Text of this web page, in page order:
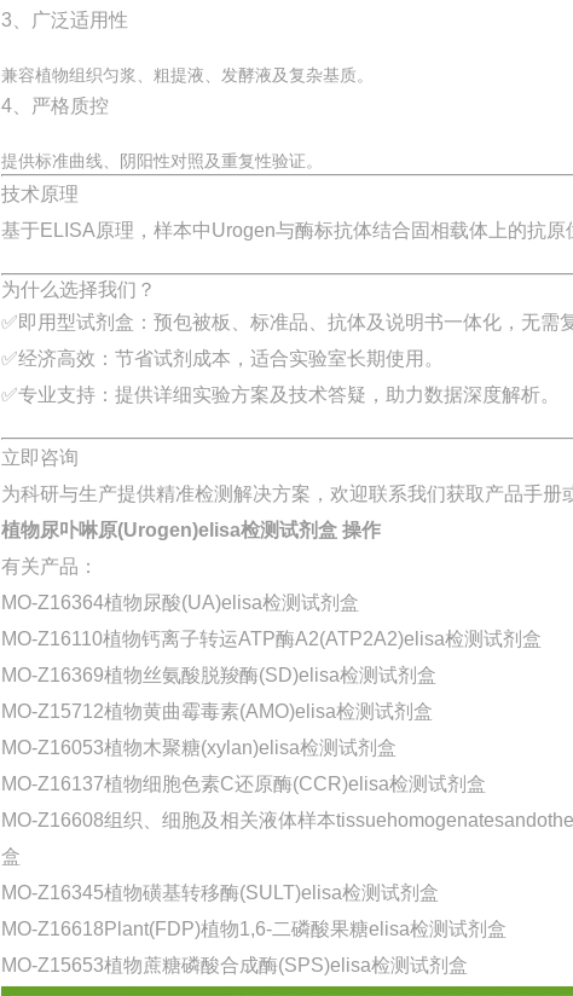
3、广泛适用性
兼容植物组织匀浆、粗提液、发酵液及复杂基质。
4、严格质控
提供标准曲线、阴阳性对照及重复性验证。
技术原理
基于ELISA原理，样本中Urogen与酶标抗体结合固相载体上的抗
为什么选择我们？
✅即用型试剂盒：预包被板、标准品、抗体及说明书一体化，无需
✅经济高效：节省试剂成本，适合实验室长期使用。
✅专业支持：提供详细实验方案及技术答疑，助力数据深度解析。
立即咨询
为科研与生产提供精准检测解决方案，欢迎联系我们获取产品手册
植物尿卟啉原(Urogen)elisa检测试剂盒 操作
有关产品：
MO-Z16364植物尿酸(UA)elisa检测试剂盒
MO-Z16110植物钙离子转运ATP酶A2(ATP2A2)elisa检测试剂盒
MO-Z16369植物丝氨酸脱羧酶(SD)elisa检测试剂盒
MO-Z15712植物黄曲霉毒素(AMO)elisa检测试剂盒
MO-Z16053植物木聚糖(xylan)elisa检测试剂盒
MO-Z16137植物细胞色素C还原酶(CCR)elisa检测试剂盒
MO-Z16608组织、细胞及相关液体样本
盒
MO-Z16345植物磺基转移酶(SULT)elisa检测试剂盒
MO-Z16618Plant(FDP)植物1,6-二磷酸果糖elisa检测试剂盒
MO-Z15653植物蔗糖磷酸合成酶(SPS)elisa检测试剂盒